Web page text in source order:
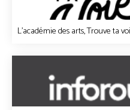
L'académie des arts, Trouve ta